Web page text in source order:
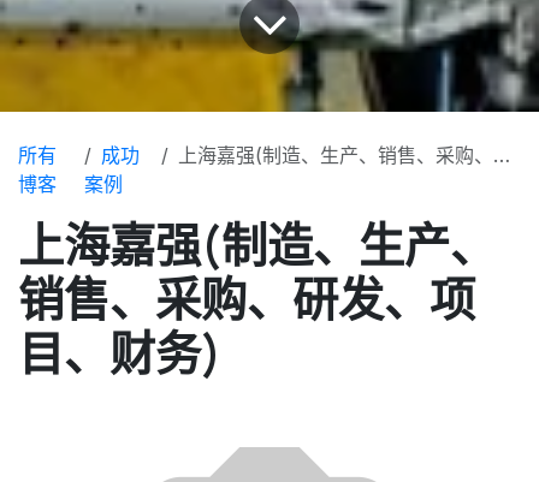
所有
博客
成功
案例
上海嘉强(制造、生产、销售、采购、研发、项目、财务)
上海嘉强(制造、生产、
销售、采购、研发、项
目、财务)